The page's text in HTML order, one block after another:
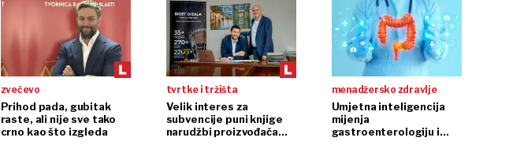
zvečevo
Prihod pada, gubitak
raste, ali nije sve tako
crno kao što izgleda
tvrtke i tržišta
Velik interes za
subvencije puni knjige
narudžbi proizvođača
menadžersko zdravlje
Umjetna inteligencija
mijenja
gastroenterologiju i